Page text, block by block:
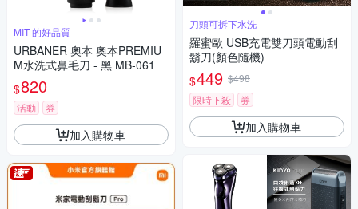
MIT 的好品質
URBANER 奧本 奧本PREMIU
M水洗式鼻毛刀 - 黑 MB-061
$820
活動 券
加入購物車
刀頭可拆下水洗
羅蜜歐 USB充電雙刀頭電動刮
鬍刀(顏色隨機)
$449 $498
限時下殺
券
加入購物車